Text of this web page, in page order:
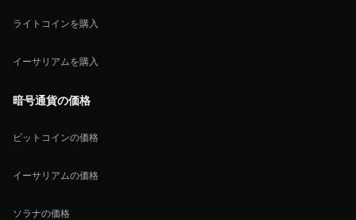
ライトコインを購入
イーサリアムを購入
暗号通貨の価格
ビットコインの価格
イーサリアムの価格
ソラナの価格